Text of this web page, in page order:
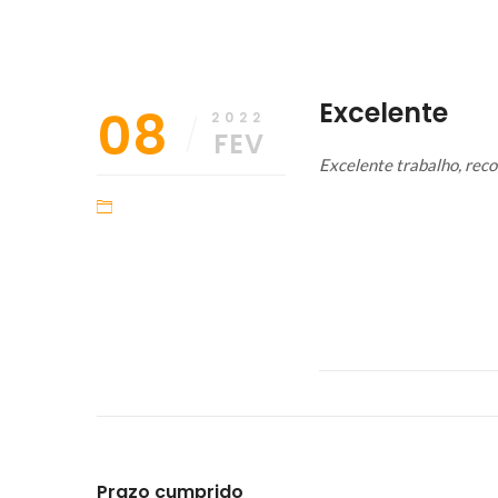
08 2022
FEV
Excelente
Excelente trabalho,
Prazo cumprido